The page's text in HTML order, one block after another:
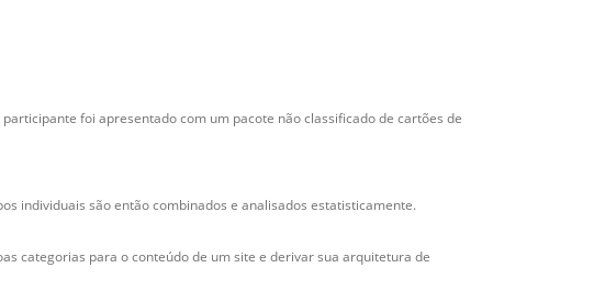
foi apresentado com um pacote não classificado de cartões de
individuais são então combinados e analisados estatisticamente.
categorias para o conteúdo de um site e derivar sua arquitetura de